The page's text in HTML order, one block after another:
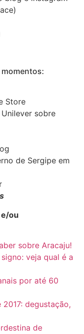
momentos:
Store
sobre
de Sergipe em
ou
sobre Aracaju!
veja qual é a
por até 60
degustação,
de